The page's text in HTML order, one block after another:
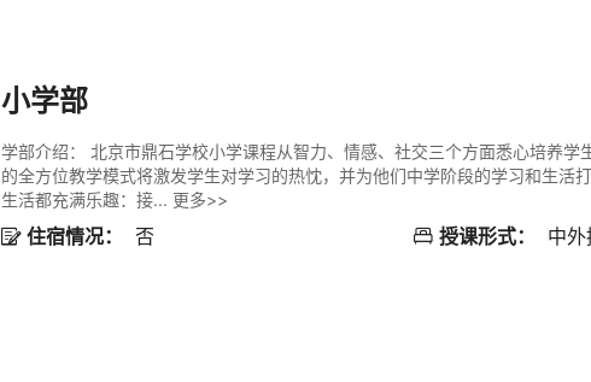
小学部
学部介绍：
北京市鼎石学校小学课程从智力、情感、社交三个方面悉心培养学
的全方位教学模式将激发学生对学习的热忱，并为他们中学阶段的学习和生活
生活都充满乐趣：接... 更多>>
 住宿情况： 否  授课形式： 中